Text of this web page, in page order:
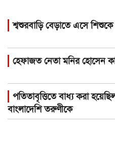
শ্বশুরবাড়ি বেড়াতে এসে শিশুকে
হেফাজত নেতা মনির হোসেন
পতিতাবৃত্তিতে বাধ্য করা
বাংলাদেশি তরুণীকে